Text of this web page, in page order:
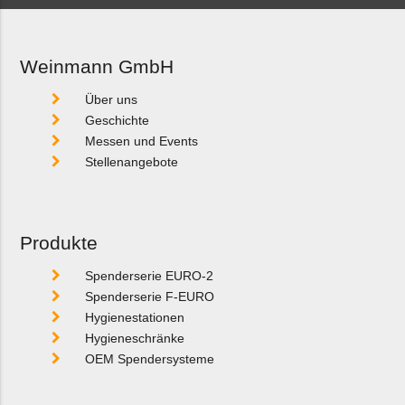
Weinmann GmbH
Über uns
Geschichte
Messen und Events
Stellenangebote
Produkte
Spenderserie EURO-2
Spenderserie F-EURO
Hygienestationen
Hygieneschränke
OEM Spendersysteme